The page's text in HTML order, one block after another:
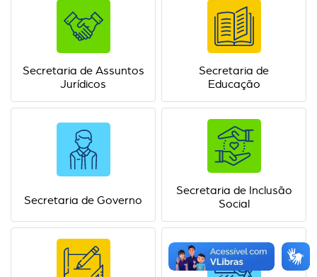
Secretaria de Assuntos
Jurídicos
Secretaria de
Educação
Secretaria de Governo
Secretaria de Inclusão
Social